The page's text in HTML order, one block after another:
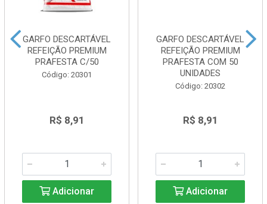
GARFO DESCARTÁVEL
REFEIÇÃO PREMIUM
PRAFESTA C/50
Código: 20301
R$ 8,91
Adicionar
GARFO DESCARTÁVEL
REFEIÇÃO PREMIUM
PRAFESTA COM 50
UNIDADES
Código: 20302
R$ 8,91
Adicionar